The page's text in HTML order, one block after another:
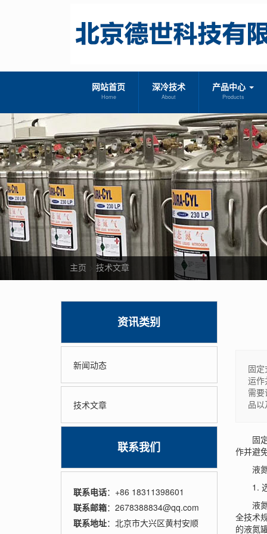
网站首页
Home
深冷技术
About
产品中心
Products
主页 技术文章
资讯类别
新闻动态
技术文章
联系我们
联系电话：+86 18311398601
联系邮箱：2678388834@qq.com
联系地址：北京市大兴区黄村安顺
固
运
需
品
固定
作并避
液氮
1. 选
液氮
全技术
的液氮